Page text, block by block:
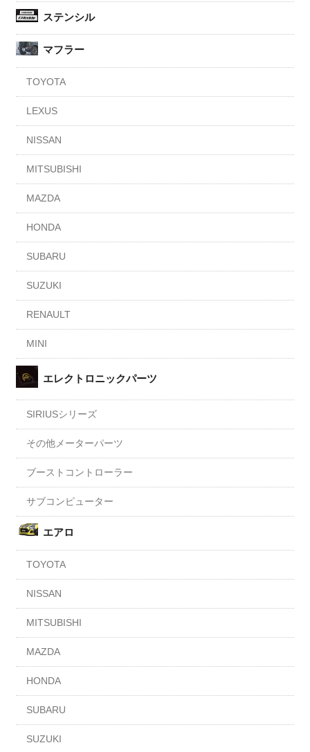
ステンシル
マフラー
TOYOTA
LEXUS
NISSAN
MITSUBISHI
MAZDA
HONDA
SUBARU
SUZUKI
RENAULT
MINI
エレクトロニックパーツ
SIRIUSシリーズ
その他メーターパーツ
ブーストコントローラー
サブコンピューター
エアロ
TOYOTA
NISSAN
MITSUBISHI
MAZDA
HONDA
SUBARU
SUZUKI